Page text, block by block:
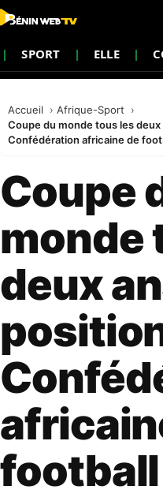
SPORT ELLE
Accueil
Afrique-Sport
Coupe du monde tous les deux
Confédération africaine de
Coupe
monde
deux